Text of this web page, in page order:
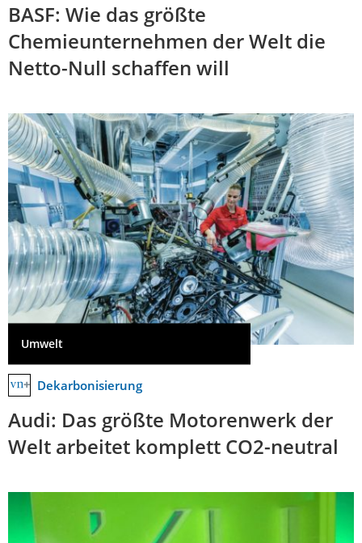
BASF: Wie das größte
Chemieunternehmen der Welt die
Netto-Null schaffen will
Umwelt
Dekarbonisierung
Audi: Das größte Motorenwerk der
Welt arbeitet komplett CO2-neutral